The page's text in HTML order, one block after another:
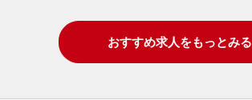
おすすめ求人をもっとみる